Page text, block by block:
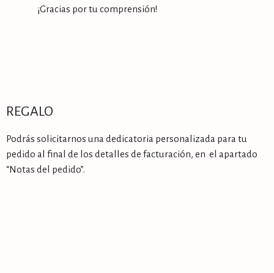
¡Gracias por tu comprensión!
REGALO
Podrás solicitarnos una dedicatoria personalizada para tu
pedido al final de los detalles de facturación, en el apartado
“Notas del pedido”.